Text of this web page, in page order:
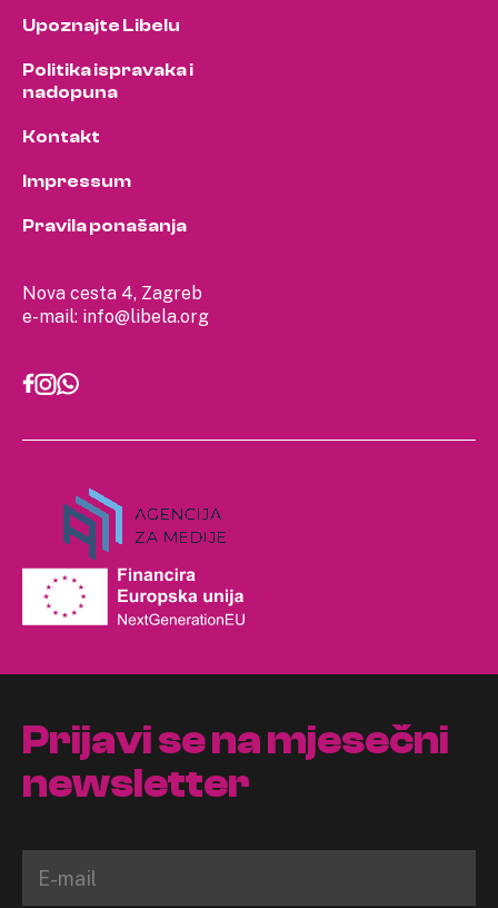
Nova cesta 4, Zagreb
e-mail: info@libela.org
Upoznajte Libelu
Politika ispravaka i
nadopuna
Kontakt
Impressum
Pravila ponašanja
Prijavi se na mjesečni
newsletter